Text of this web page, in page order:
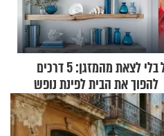
בלי לצאת מהמזגן: 5 דרכים
להפוך את הבית לפינת נופש
מעוצבת